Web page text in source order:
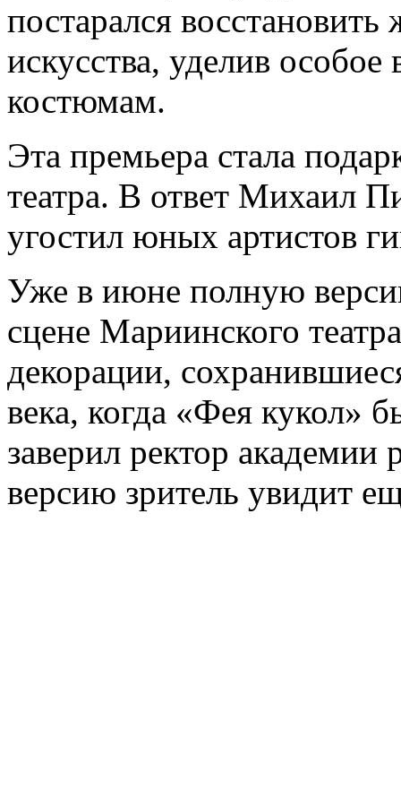
постарался
искусства, уделив
костюмам.
Эта премьера стала
театра. В ответ Михаил
угостил юных артистов
Уже в июне полную
сцене Мариинского
декорации,
века, когда «Фея кукол»
заверил ректор академии
версию зритель увидит